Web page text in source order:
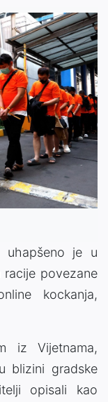
uhapšeno je u
povezane
kockanja,
iz Vijetnama,
blizini gradske
opisali kao